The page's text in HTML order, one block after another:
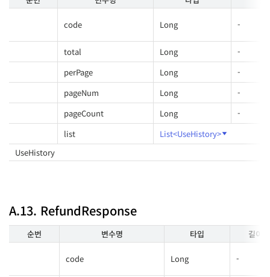
code Long -
total Long
-
perPage
Long
-
pageNum
Long
-
pageCount
Long
-
list
List<UseHistory>
UseHistory
A.13. RefundResponse
순번 변수명 타입 길이
code Long -